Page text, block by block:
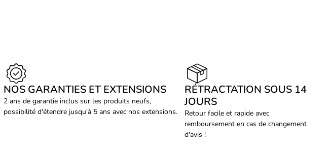
NOS GARANTIES ET EXTENSIONS
2 ans de garantie inclus sur les produits neufs,
possibilité d'étendre jusqu'à 5 ans avec nos extensions.
RÉTRACTATION SOUS 14
JOURS
Retour facile et rapide avec
remboursement en cas de changement
d'avis !